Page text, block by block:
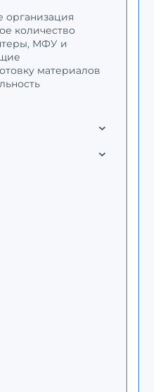
организация
количество
МФУ и
материалов